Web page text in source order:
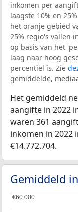
inkomen per
laagste 10% en
het oranje gebied
25% regio's vallen
op basis van het
laag naar hoog
percentiel is. Zie
gemiddelde,
Het gemiddeld
aangifte in 2022
waren 361
inkomen in 2022
€14.772.704.
Gemiddeld
€60.000
€60.000